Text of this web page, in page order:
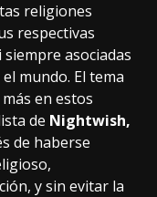
religiones
respectivas
asociadas
mundo. El tema
en estos
de Nightwish,
de haberse
y sin evitar la